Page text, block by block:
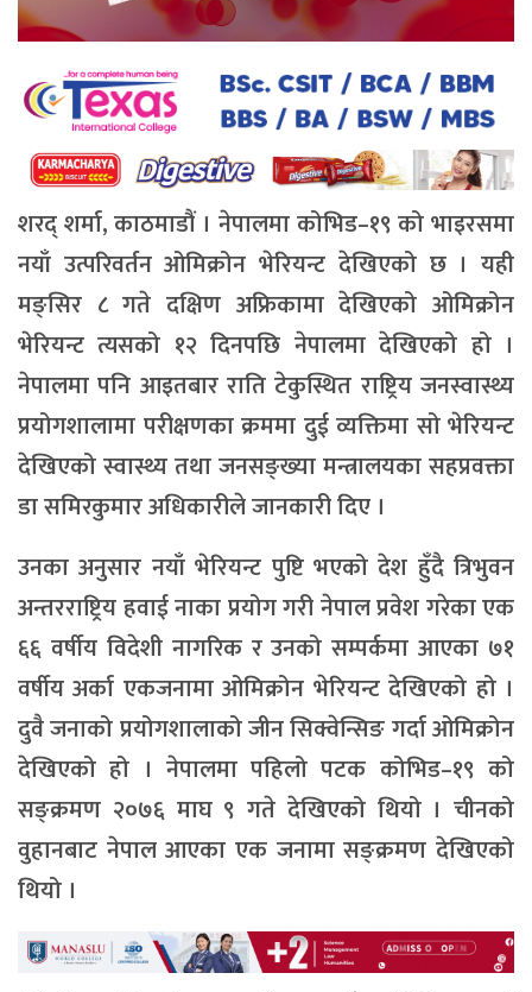
शरद् शर्मा, काठमाडौं । नेपालमा कोभिड–१९ को भाइरसमा
नयाँ उत्परिवर्तन ओमिक्रोन भेरियन्ट देखिएको छ । यही
मङ्सिर ८ गते दक्षिण अफ्रिकामा देखिएको ओमिक्रोन
भेरियन्ट त्यसको १२ दिनपछि नेपालमा देखिएको हो ।
नेपालमा पनि आइतबार राति टेकुस्थित राष्ट्रिय जनस्वास्थ्य
प्रयोगशालामा परीक्षणका क्रममा दुई व्यक्तिमा सो भेरियन्ट
देखिएको स्वास्थ्य तथा जनसङ्ख्या मन्त्रालयका सहप्रवक्ता
डा समिरकुमार अधिकारीले जानकारी दिए ।
उनका अनुसार नयाँ भेरियन्ट पुष्टि भएको देश हुँदै त्रिभुवन
अन्तरराष्ट्रिय हवाई नाका प्रयोग गरी नेपाल प्रवेश गरेका एक
६६ वर्षीय विदेशी नागरिक र उनको सम्पर्कमा आएका ७१
वर्षीय अर्का एकजनामा ओमिक्रोन भेरियन्ट देखिएको हो ।
दुवै जनाको प्रयोगशालाको जीन सिक्वेन्सिङ गर्दा ओमिक्रोन
देखिएको हो । नेपालमा पहिलो पटक कोभिड–१९ को
सङ्क्रमण २०७६ माघ ९ गते देखिएको थियो । चीनको
वुहानबाट नेपाल आएका एक जनामा सङ्क्रमण देखिएको
थियो ।